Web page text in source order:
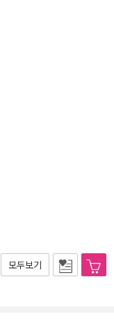
모두보기